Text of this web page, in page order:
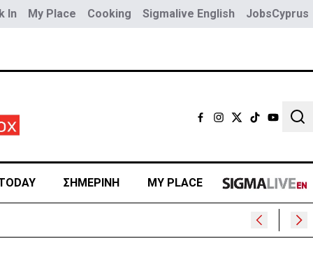
In My Place Cooking Sigmalive English JobsCyprus
ΣΗΜΕΡΙΝΗ MY PLACE